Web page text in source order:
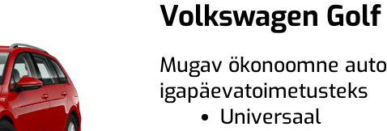
Volkswagen Golf
Mugav ökonoomne auto
igapäevatoimetusteks
Universaal